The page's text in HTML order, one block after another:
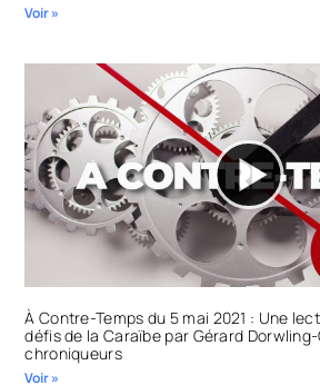
Voir »
À Contre-Temps du 5 mai 2021 : Une
défis de la Caraïbe par Gérard
chroniqueurs
Voir »